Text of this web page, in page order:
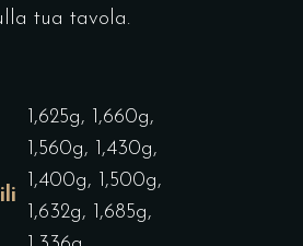
tua tavola.
1,625g, 1,660g,
1,560g, 1,430g,
1,400g, 1,500g,
1,632g, 1,685g,